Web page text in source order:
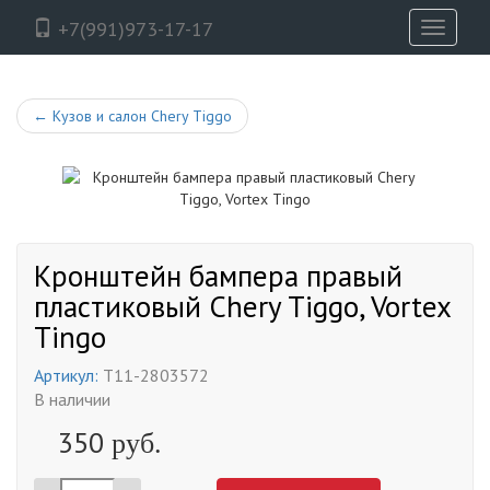
+7(991)973-17-17
Toggle
← Кузов и салон Chery Tiggo
Кронштейн бампера правый
пластиковый Chery Tiggo, Vortex
Tingo
Артикул: T11-2803572
В наличии
350 руб.